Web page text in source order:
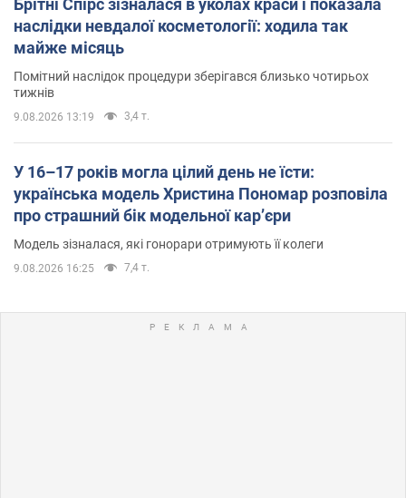
Брітні Спірс зізналася в уколах краси і показала
наслідки невдалої косметології: ходила так
майже місяць
Помітний наслідок процедури зберігався близько чотирьох
тижнів
9.08.2026 13:19 3,4 т.
У 16–17 років могла цілий день не їсти:
українська модель Христина Пономар розповіла
про страшний бік модельної кар’єри
Модель зізналася, які гонорари отримують її колеги
9.08.2026 16:25 7,4 т.